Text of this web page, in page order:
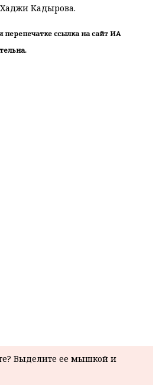
Кадырова.
ссылка на сайт ИА
Выделите ее мышкой и